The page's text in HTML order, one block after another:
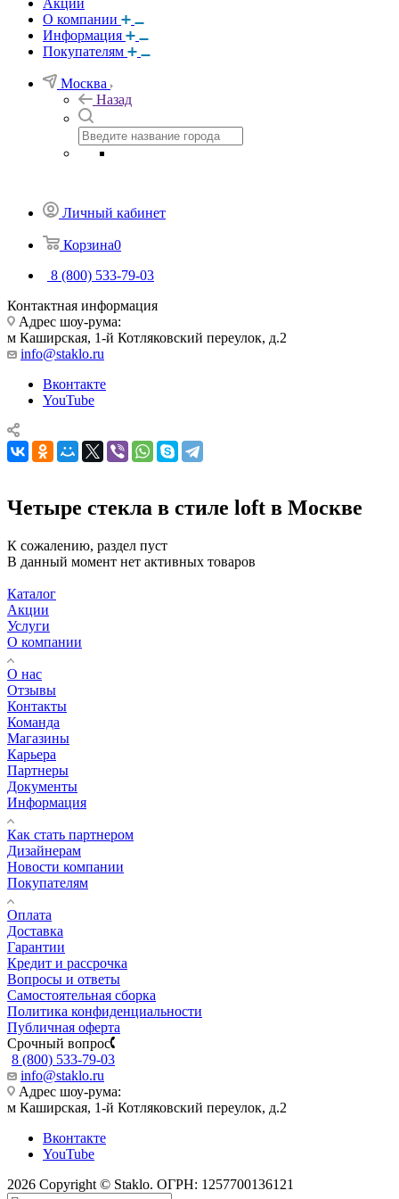
Акции
О компании
Информация
Покупателям
Москва
Назад
Личный кабинет
Корзина0
8 (800) 533-79-03
Контактная информация
Адрес шоу-рума:
м Каширская, 1-й Котляковский переулок, д.2
info@staklo.ru
Вконтакте
YouTube
Четыре стекла в стиле loft в Москве
К сожалению, раздел пуст
В данный момент нет активных товаров
Каталог
Акции
Услуги
О компании
О нас
Отзывы
Контакты
Команда
Магазины
Карьера
Партнеры
Документы
Информация
Как стать партнером
Дизайнерам
Новости компании
Покупателям
Оплата
Доставка
Гарантии
Кредит и рассрочка
Вопросы и ответы
Самостоятельная сборка
Политика конфиденциальности
Публичная оферта
Срочный вопрос
8 (800) 533-79-03
info@staklo.ru
Адрес шоу-рума:
м Каширская, 1-й Котляковский переулок, д.2
Вконтакте
YouTube
2026 Copyright © Staklo. ОГРН: 1257700136121